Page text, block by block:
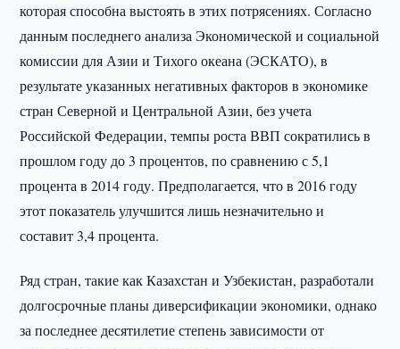
которая способна выстоять в этих потрясениях. Согласно
данным последнего анализа Экономической и социальной
комиссии для Азии и Тихого океана (ЭСКАТО), в
результате указанных негативных факторов в экономике
стран Северной и Центральной Азии, без учета
Российской Федерации, темпы роста ВВП сократились в
прошлом году до 3 процентов, по сравнению с 5,1
процента в 2014 году. Предполагается, что в 2016 году
этот показатель улучшится лишь незначительно и
составит 3,4 процента.
Ряд стран, такие как Казахстан и Узбекистан, разработали
долгосрочные планы диверсификации экономики, однако
за последнее десятилетие степень зависимости от